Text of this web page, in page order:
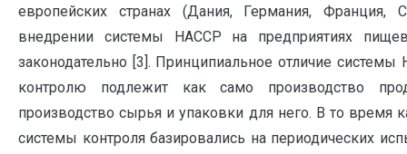
европейских странах (Дания, Германия, Франция,
внедрении системы НАССР на предприятиях
законодательно [3]. Принципиальное отличие системы
контролю подлежит как само производство
производство сырья и упаковки для него. В то
системы контроля базировались на периодических